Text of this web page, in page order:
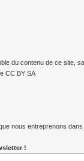
du contenu de ce site,
CC BY SA
nous entreprenons dans
!